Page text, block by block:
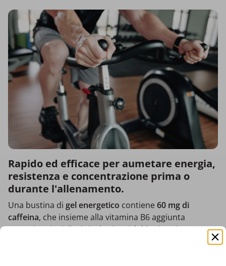
Rapido ed efficace per aumetare energia,
resistenza e concentrazione prima o
durante l'allenamento.
Una bustina di gel energetico contiene60 mg di
caffeina, che insieme alla vitamina B6 aggiunta
garantisce i migliori risultati, poiché la vitamina B6